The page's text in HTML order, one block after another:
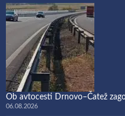
Ob avtocesti Drnovo–Čatež
06.08.2026